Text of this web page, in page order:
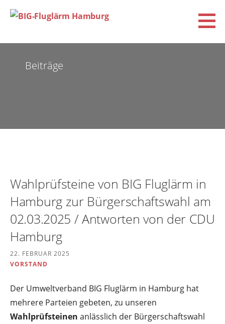
Zum
Inhalt
BIG-Fluglärm Hamburg
Beiträge
Wahlprüfsteine von BIG Fluglärm in
Hamburg zur Bürgerschaftswahl am
02.03.2025 / Antworten von der CDU
Hamburg
22. FEBRUAR 2025
VORSTAND
Der Umweltverband BIG Fluglärm in Hamburg hat
mehrere Parteien gebeten, zu unseren
Wahlprüfsteinen anlässlich der Bürgerschaftswahl